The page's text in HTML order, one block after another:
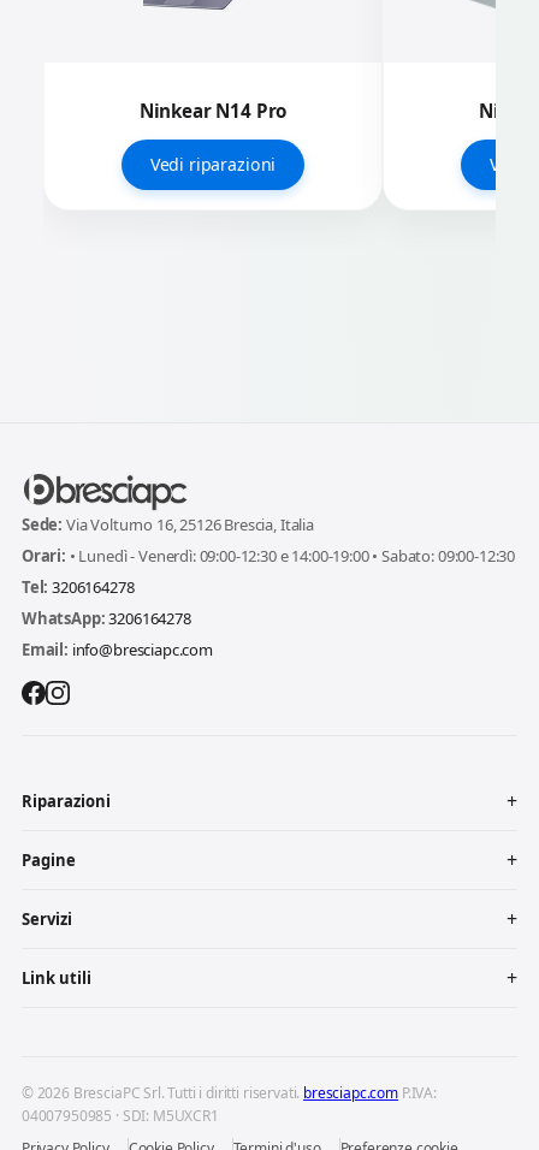
Ninkear N14 Pro
Vedi riparazioni Vedi
Sede: Via Volturno 16, 25126 Brescia, Italia
Orari: • Lunedì - Venerdì: 09:00-12:30 e 14:00-19:00 • Sabato: 09:00-12:30
Tel: 3206164278
WhatsApp:3206164278
Email: info@bresciapc.com
Riparazioni
Pagine
Servizi
Link utili
© 2026 BresciaPC Srl. Tutti i diritti riservati. bresciapc.com P.IVA:
04007950985 · SDI: M5UXCR1